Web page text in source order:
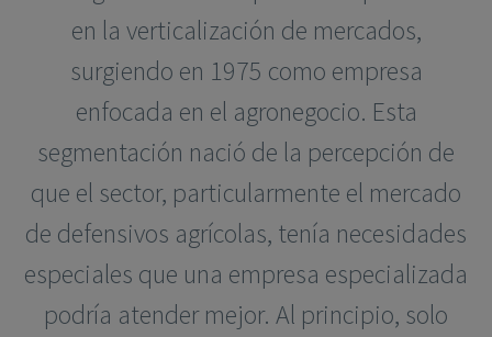
en la verticalización de mercados,
surgiendo en 1975 como empresa
enfocada en el agronegocio. Esta
segmentación nació de la percepción de
que el sector, particularmente el mercado
de defensivos agrícolas, tenía necesidades
especiales que una empresa especializada
podría atender mejor. Al principio, solo